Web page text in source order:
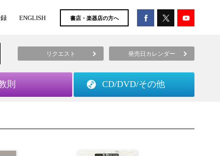
ENGLISH 書店・楽器店の方へ
リクエスト 発売日カレンダー
則 CD/DVD/その他